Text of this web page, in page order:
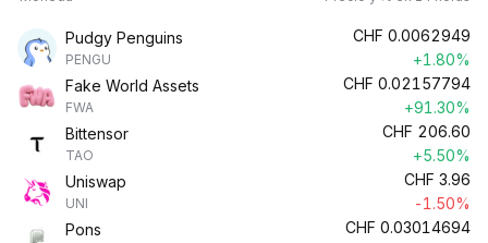
Pudgy Penguins
PENGU
CHF 0.0062949
+1.80%
Fake World Assets
FWA
CHF 0.02157794
+91.30%
Bittensor
TAO
CHF 206.60
+5.50%
Uniswap
UNI
CHF 3.96
-1.50%
Pons
CHF 0.03014694